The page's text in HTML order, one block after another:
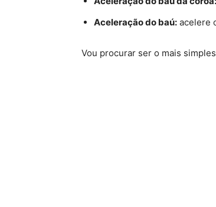
Aceleração do baú: acelere
Vou procurar ser o mais